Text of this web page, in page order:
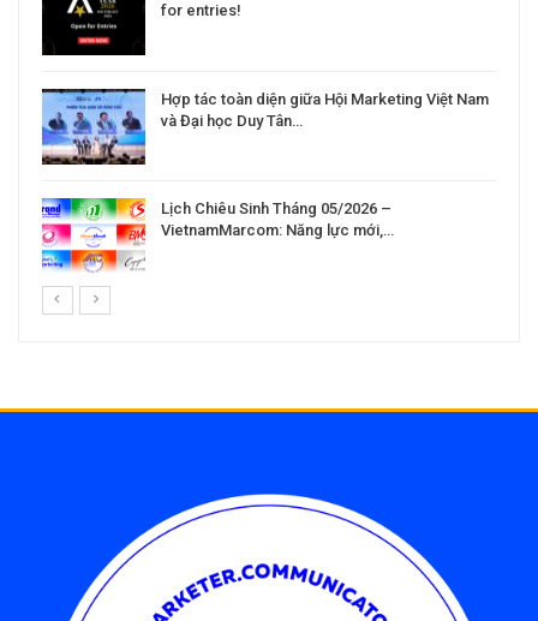
for entries!
Hợp tác toàn diện giữa Hội Marketing Việt Nam
và Đại học Duy Tân…
Lịch Chiêu Sinh Tháng 05/2026 –
VietnamMarcom: Năng lực mới,…